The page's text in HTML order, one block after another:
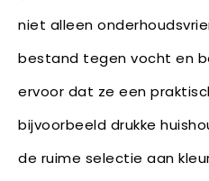
niet alleen
bestand tegen vocht en
ervoor dat ze een
bijvoorbeeld drukke
de ruime selectie aan